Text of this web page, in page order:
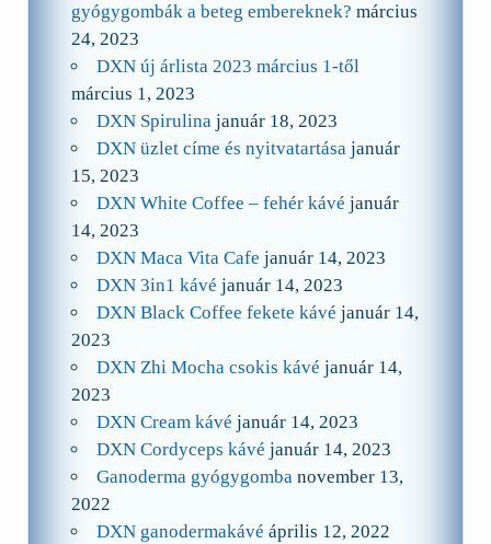
gyógygombák a beteg embereknek? március
24, 2023
DXN új árlista 2023 március 1-től
március 1, 2023
DXN Spirulina január 18, 2023
DXN üzlet címe és nyitvatartása január
15, 2023
DXN White Coffee – fehér kávé január
14, 2023
DXN Maca Vita Cafe január 14, 2023
DXN 3in1 kávé január 14, 2023
DXN Black Coffee fekete kávé január 14,
2023
DXN Zhi Mocha csokis kávé január 14,
2023
DXN Cream kávé január 14, 2023
DXN Cordyceps kávé január 14, 2023
Ganoderma gyógygomba november 13,
2022
DXN ganodermakávé április 12, 2022